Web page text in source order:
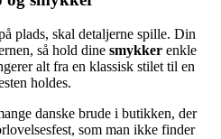
plads, skal detaljerne spille. Din
så hold dine smykkerenkle
alt fra en klassisk stilet til en
holdes.
danske brude i butikken, der
som man ikke finder